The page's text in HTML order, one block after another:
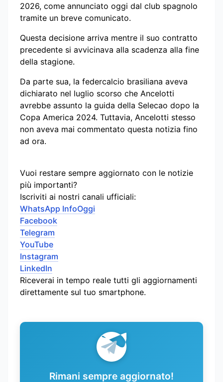
2026, come annunciato oggi dal club spagnolo
tramite un breve comunicato.
Questa decisione arriva mentre il suo contratto
precedente si avvicinava alla scadenza alla fine
della stagione.
Da parte sua, la federcalcio brasiliana aveva
dichiarato nel luglio scorso che Ancelotti
avrebbe assunto la guida della Selecao dopo la
Copa America 2024. Tuttavia, Ancelotti stesso
non aveva mai commentato questa notizia fino
ad ora.
Vuoi restare sempre aggiornato con le notizie
più importanti?
Iscriviti ai nostri canali ufficiali:
WhatsApp InfoOggi
Facebook
Telegram
YouTube
Instagram
LinkedIn
Riceverai in tempo reale tutti gli aggiornamenti
direttamente sul tuo smartphone.
Rimani sempre aggiornato!